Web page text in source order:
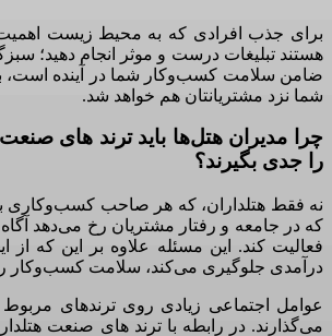
برای جذب افرادی که به محیط زیست اهمیت
هستند تبلیغات درست و موثر انجام دهید؛
ضامن سلامت کسب‌وکار شما در آینده است،
شما نزد مشتریانتان هم خواهد شد.
را جدی بگیرند؟
نه فقط هتلداران، که هر صاحب کسب‌وکاری
که در جامعه و رفتار مشتریان رخ می‌دهد
فعالیت کند. این مسئله علاوه بر این‌ که از
درآمدی جلوگیری می‌کند، سلامت کسب‌وکار
عوامل اجتماعی زیادی روی ترندهای مربوط